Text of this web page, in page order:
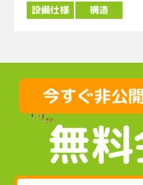
設備仕様 構造